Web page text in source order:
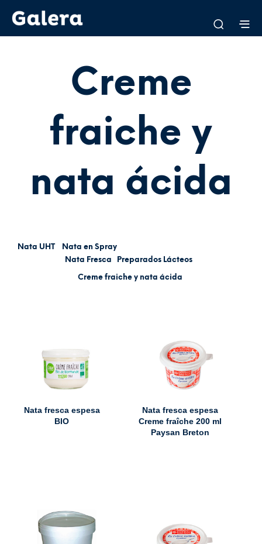
Creme
fraiche y
nata ácida
Nata UHT
Nata en Spray
Nata Fresca
Preparados Lácteos
Creme fraiche y nata ácida
Nata fresca espesa
BIO
Nata fresca espesa
Creme fraîche 200 ml
Paysan Breton